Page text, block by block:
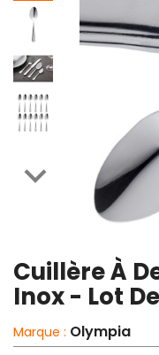

Cuillère À
Inox - Lot De
Marque : Olympia